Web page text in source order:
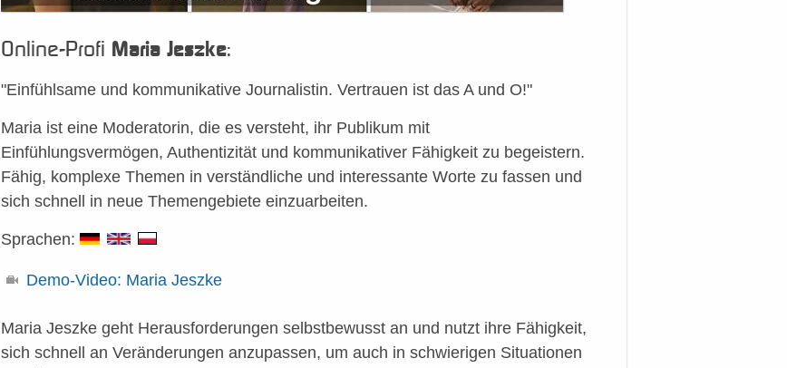
Online-Profi Maria Jeszke:
"Einfühlsame und kommunikative Journalistin. Vertrauen ist das A und O!"
Maria ist eine Moderatorin, die es versteht, ihr Publikum mit
Einfühlungsvermögen, Authentizität und kommunikativer Fähigkeit zu begeistern.
Fähig, komplexe Themen in verständliche und interessante Worte zu fassen und
sich schnell in neue Themengebiete einzuarbeiten.
Sprachen:
Demo-Video: Maria Jeszke
Maria Jeszke geht Herausforderungen selbstbewusst an und nutzt ihre Fähigkeit,
sich schnell an Veränderungen anzupassen, um auch in schwierigen Situationen